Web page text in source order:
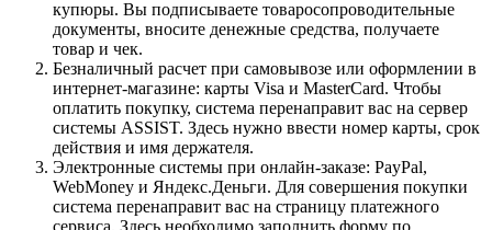
купюры. Вы подписываете товаросопроводительные
документы, вносите денежные средства, получаете
товар и чек.
Безналичный расчет при самовывозе или оформлении в
интернет-магазине: карты Visa и MasterCard. Чтобы
оплатить покупку, система перенаправит вас на сервер
системы ASSIST. Здесь нужно ввести номер карты, срок
действия и имя держателя.
Электронные системы при онлайн-заказе: PayPal,
WebMoney и Яндекс.Деньги. Для совершения покупки
система перенаправит вас на страницу платежного
сервиса. Здесь необходимо заполнить форму по